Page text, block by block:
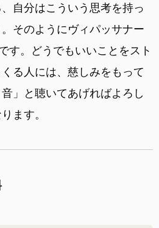
自分はこういう思考を持っ
そのようにヴィパッサナー
す。どうでもいいことをスト
る人には、慈しみをもって
」と聴いてあげればよろし
ます。